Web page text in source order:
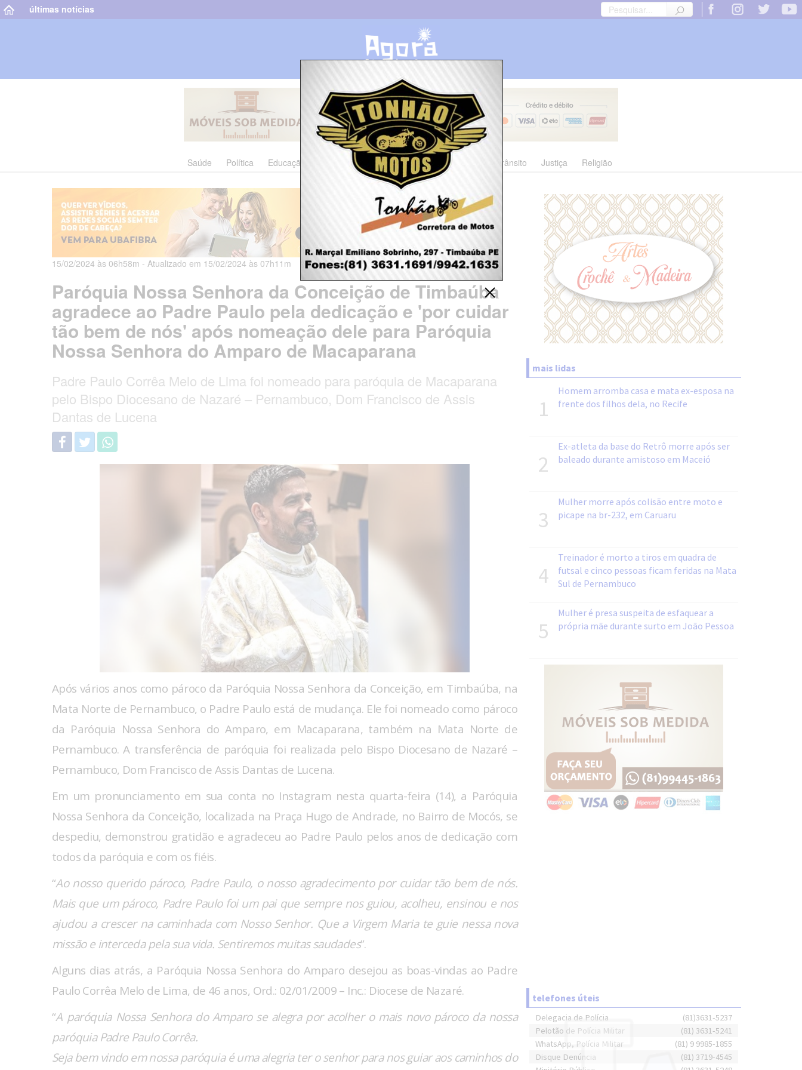
últimas notícias
Saúde Política Educação Cultura Polícia Economia Trânsito Justiça Religião
15/02/2024 às 06h58m - Atualizado em 15/02/2024 às 07h11m
Paróquia Nossa Senhora da Conceição de Timbaúba
agradece ao Padre Paulo pela dedicação e 'por cuidar
tão bem de nós' após nomeação dele para Paróquia
Nossa Senhora do Amparo de Macaparana
Padre Paulo Corrêa Melo de Lima foi nomeado para paróquia de Macaparana
pelo Bispo Diocesano de Nazaré – Pernambuco, Dom Francisco de Assis
Dantas de Lucena
Após vários anos como pároco da Paróquia Nossa Senhora da Conceição, em Timbaúba, na
Mata Norte de Pernambuco, o Padre Paulo está de mudança. Ele foi nomeado como pároco
da Paróquia Nossa Senhora do Amparo, em Macaparana, também na Mata Norte de
Pernambuco. A transferência de paróquia foi realizada pelo Bispo Diocesano de Nazaré –
Pernambuco, Dom Francisco de Assis Dantas de Lucena.
Em um pronunciamento em sua conta no Instagram nesta quarta-feira (14), a Paróquia
Nossa Senhora da Conceição, localizada na Praça Hugo de Andrade, no Bairro de Mocós, se
despediu, demonstrou gratidão e agradeceu ao Padre Paulo pelos anos de dedicação com
todos da paróquia e com os fiéis.
“Ao nosso querido pároco, Padre Paulo, o nosso agradecimento por cuidar tão bem de nós.
Mais que um pároco, Padre Paulo foi um pai que sempre nos guiou, acolheu, ensinou e nos
ajudou a crescer na caminhada com Nosso Senhor. Que a Virgem Maria te guie nessa nova
missão e interceda pela sua vida. Sentiremos muitas saudades”.
Alguns dias atrás, a Paróquia Nossa Senhora do Amparo desejou as boas-vindas ao Padre
Paulo Corrêa Melo de Lima, de 46 anos, Ord.: 02/01/2009 – Inc.: Diocese de Nazaré.
“A paróquia Nossa Senhora do Amparo se alegra por acolher o mais novo pároco da nossa
paróquia Padre Paulo Corrêa.
Seja bem vindo em nossa paróquia é uma alegria ter o senhor para nos guiar aos caminhos do
mais lidas
1
Homem arromba casa e mata ex-esposa na
frente dos filhos dela, no Recife
2
Ex-atleta da base do Retrô morre após ser
baleado durante amistoso em Maceió
3
Mulher morre após colisão entre moto e
picape na br-232, em Caruaru
4
Treinador é morto a tiros em quadra de
futsal e cinco pessoas ficam feridas na Mata
Sul de Pernambuco
5
Mulher é presa suspeita de esfaquear a
própria mãe durante surto em João Pessoa
telefones úteis
Delegacia de Polícia
(81)3631-5237
Pelotão de Polícia Militar
(81) 3631-5241
WhatsApp, Polícia Militar
(81) 9 9985-1855
Disque Denúncia
(81) 3719-4545